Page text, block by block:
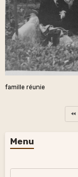
famille réunie
Menu